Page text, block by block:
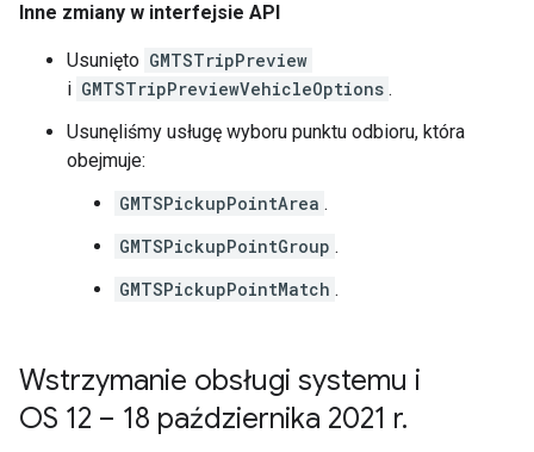
Inne zmiany w interfejsie API
Usunięto GMTSTripPreview
i GMTSTripPreviewVehicleOptions .
Usunęliśmy usługę wyboru punktu odbioru, która
obejmuje:
GMTSPickupPointArea .
GMTSPickupPointGroup .
GMTSPickupPointMatch .
Wstrzymanie obsługi systemu i
OS 12 – 18 października 2021 r.